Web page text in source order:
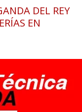
DEL REY
EN